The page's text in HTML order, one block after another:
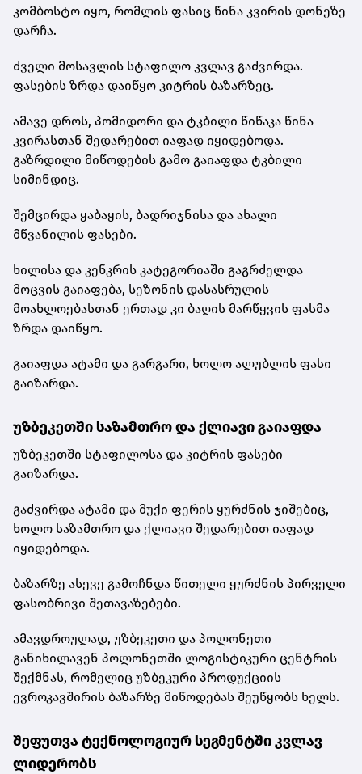
კომბოსტო იყო, რომლის ფასიც წინა კვირის დონეზე
დარჩა.
ძველი მოსავლის სტაფილო კვლავ გაძვირდა.
ფასების ზრდა დაიწყო კიტრის ბაზარზეც.
ამავე დროს, პომიდორი და ტკბილი წიწაკა წინა
კვირასთან შედარებით იაფად იყიდებოდა.
გაზრდილი მიწოდების გამო გაიაფდა ტკბილი
სიმინდიც.
შემცირდა ყაბაყის, ბადრიჯნისა და ახალი
მწვანილის ფასები.
ხილისა და კენკრის კატეგორიაში გაგრძელდა
მოცვის გაიაფება, სეზონის დასასრულის
მოახლოებასთან ერთად კი ბაღის მარწყვის ფასმა
ზრდა დაიწყო.
გაიაფდა ატამი და გარგარი, ხოლო ალუბლის ფასი
გაიზარდა.
უზბეკეთში საზამთრო და ქლიავი გაიაფდა
უზბეკეთში სტაფილოსა და კიტრის ფასები
გაიზარდა.
გაძვირდა ატამი და მუქი ფერის ყურძნის ჯიშებიც,
ხოლო საზამთრო და ქლიავი შედარებით იაფად
იყიდებოდა.
ბაზარზე ასევე გამოჩნდა წითელი ყურძნის პირველი
ფასობრივი შეთავაზებები.
ამავდროულად, უზბეკეთი და პოლონეთი
განიხილავენ პოლონეთში ლოგისტიკური ცენტრის
შექმნას, რომელიც უზბეკური პროდუქციის
ევროკავშირის ბაზარზე მიწოდებას შეუწყობს ხელს.
შეფუთვა ტექნოლოგიურ სეგმენტში კვლავ
ლიდერობს